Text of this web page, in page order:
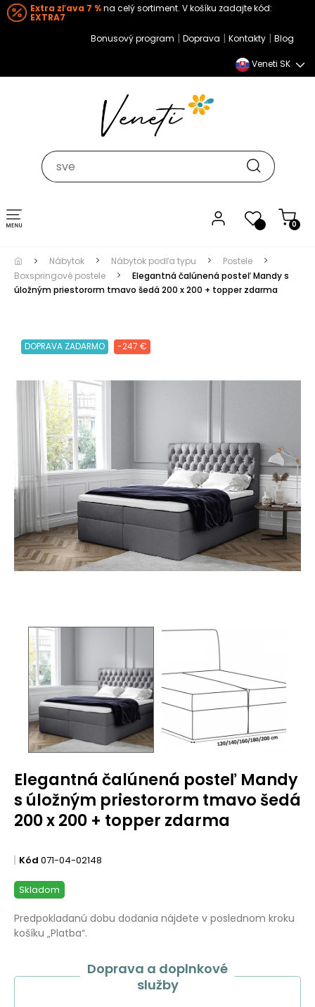
Extra zľava 7 %na celý sortiment. V košíku zadajte kód:
EXTRA7
Bonusový program | Doprava | Kontakty | Blog
Veneti SK
0
Toggle navigation
Nábytok Nábytok podľa typu
Postele
Boxspringové postele
Elegantná čalúnená posteľ Mandy s
úložným priestororm tmavo šedá 200 x 200 + topper zdarma
DOPRAVA ZADARMO -247 €
Elegantná čalúnená posteľ Mandy
s úložným priestororm tmavo šedá
200 x 200 + topper zdarma
Kód 071-04-02148
Skladom
Predpokladanú dobu dodania nájdete v poslednom kroku
košíku „Platba“.
Doprava a doplnkové
služby